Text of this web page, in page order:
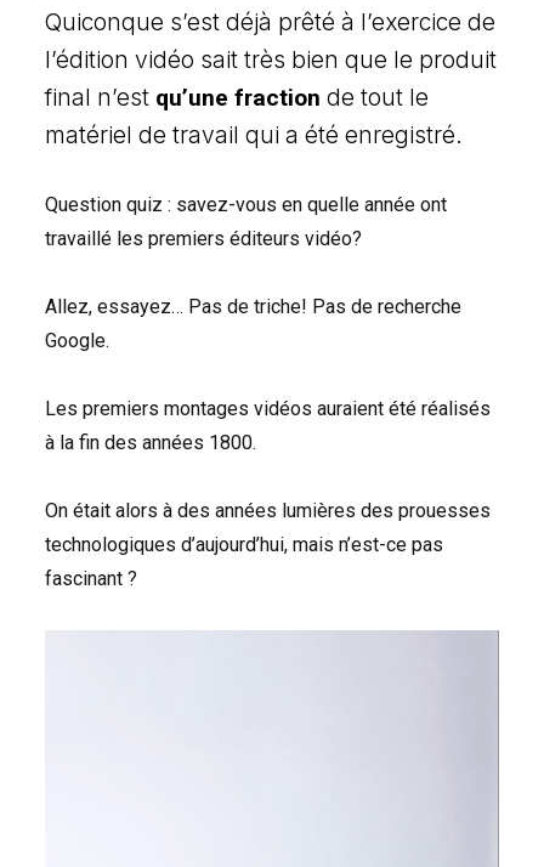
Quiconque s’est déjà prêté à l’exercice de
l’édition vidéo sait très bien que le produit
final n’est qu’une fraction de tout le
matériel de travail qui a été enregistré.
Question quiz : savez-vous en quelle année ont
travaillé les premiers éditeurs vidéo?
Allez, essayez… Pas de triche! Pas de recherche
Google.
Les premiers montages vidéos auraient été réalisés
à la fin des années 1800.
On était alors à des années lumières des prouesses
technologiques d’aujourd’hui, mais n’est-ce pas
fascinant ?